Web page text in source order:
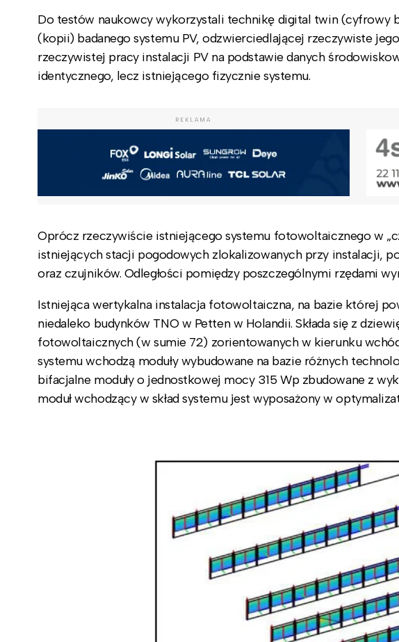
Do testów naukowcy wykorzystali technikę digital twin (cyfrowy
(kopii) badanego systemu PV, odzwierciedlającej rzeczywiste
rzeczywistej pracy instalacji PV na podstawie danych
identycznego, lecz istniejącego fizycznie systemu.
REKLAMA
Oprócz rzeczywiście istniejącego systemu fotowoltaicznego w
istniejących stacji pogodowych zlokalizowanych przy instalacji,
oraz czujników. Odległości pomiędzy poszczególnymi rzędami
Istniejąca wertykalna instalacja fotowoltaiczna, na bazie której
niedaleko budynków TNO w Petten w Holandii. Składa się z
fotowoltaicznych (w sumie 72) zorientowanych w kierunku
systemu wchodzą moduły wybudowane na bazie różnych
bifacjalne moduły o jednostkowej mocy 315 Wp zbudowane z
moduł wchodzący w skład systemu jest wyposażony w